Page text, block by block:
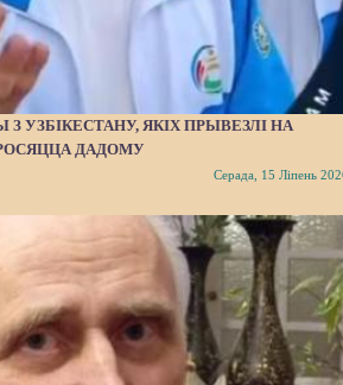
УЗБІКЕСТАНУ, ЯКІХ ПРЫВЕЗЛІ НА
ДАДОМУ
Серада, 15 Ліпень